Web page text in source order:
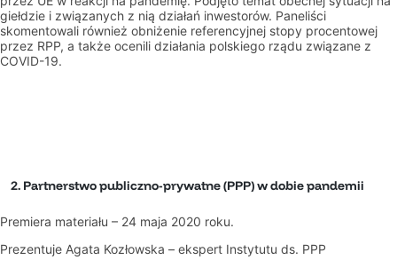
giełdzie i związanych z nią działań inwestorów. Paneliści
skomentowali również obniżenie referencyjnej stopy procentowej
przez RPP, a także ocenili działania polskiego rządu związane z
COVID-19.
2. Partnerstwo publiczno-prywatne (PPP) w dobie pandemii
Premiera materiału – 24 maja 2020 roku.
Prezentuje Agata Kozłowska – ekspert Instytutu ds. PPP